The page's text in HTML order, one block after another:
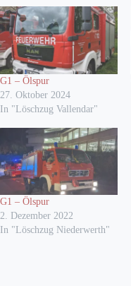
G1 – Ölspur
27. Oktober 2024
In "Löschzug Vallendar"
G1 – Ölspur
2. Dezember 2022
In "Löschzug Niederwerth"